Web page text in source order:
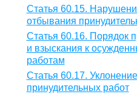
Статья 60.15.
отбывания
Статья 60.16. Порядок
и взыскания к
работам
Статья 60.17.
принудительных работ